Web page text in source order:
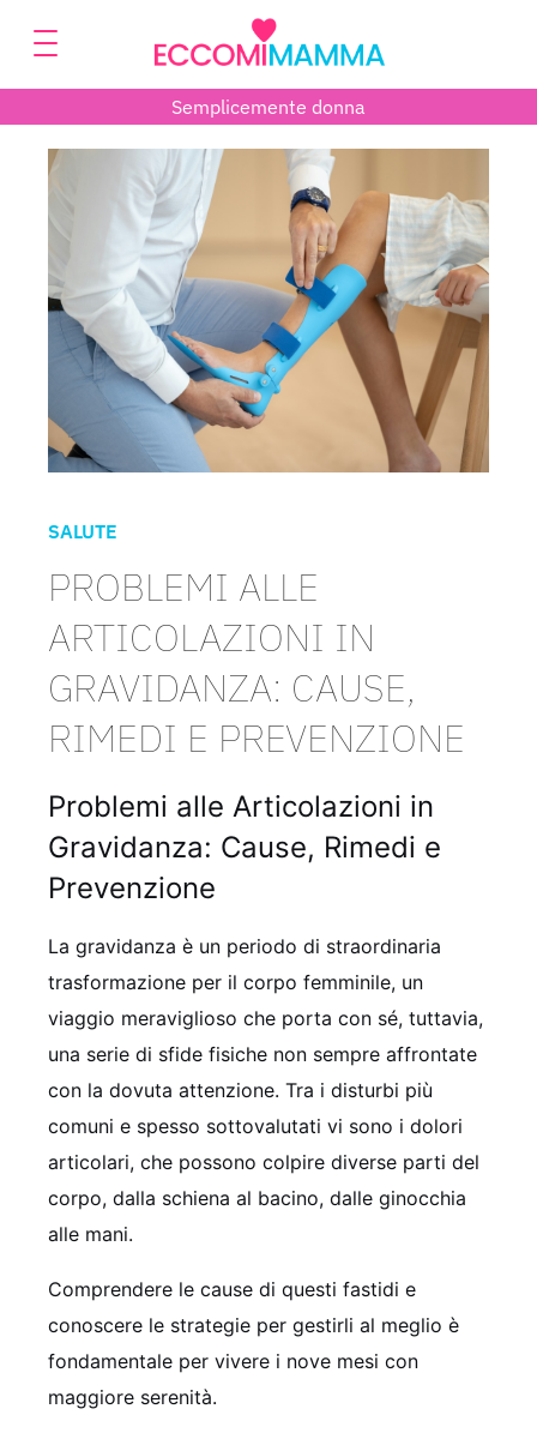
Semplicemente donna
SALUTE
PROBLEMI ALLE
ARTICOLAZIONI IN
GRAVIDANZA: CAUSE,
RIMEDI E PREVENZIONE
Problemi alle Articolazioni in
Gravidanza: Cause, Rimedi e
Prevenzione
La gravidanza è un periodo di straordinaria
trasformazione per il corpo femminile, un
viaggio meraviglioso che porta con sé, tuttavia,
una serie di sfide fisiche non sempre affrontate
con la dovuta attenzione. Tra i disturbi più
comuni e spesso sottovalutati vi sono i dolori
articolari, che possono colpire diverse parti del
corpo, dalla schiena al bacino, dalle ginocchia
alle mani.
Comprendere le cause di questi fastidi e
conoscere le strategie per gestirli al meglio è
fondamentale per vivere i nove mesi con
maggiore serenità.